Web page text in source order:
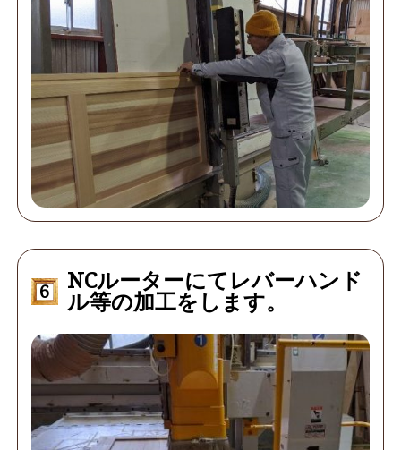
6
NCルーターにてレバーハンド
ル等の加工をします。